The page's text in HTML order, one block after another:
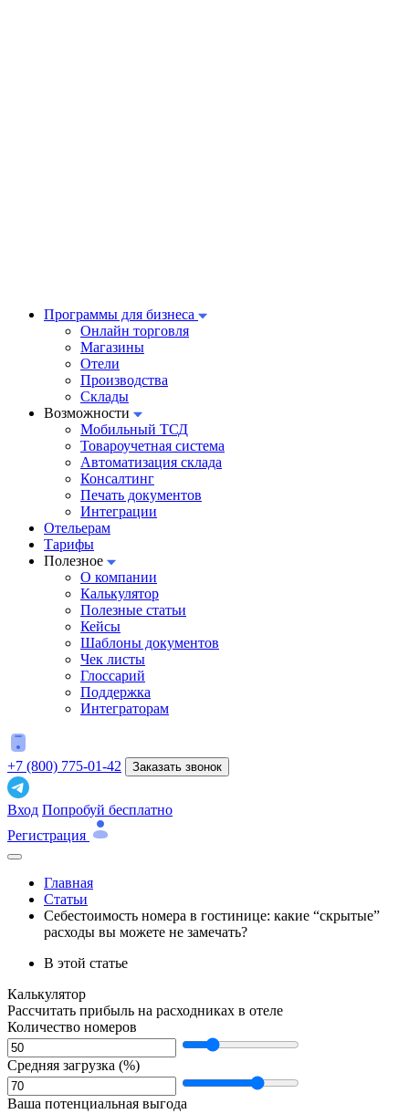
Программы для бизнеса
Онлайн торговля
Магазины
Отели
Производства
Склады
Возможности
Мобильный ТСД
Товароучетная система
Автоматизация склада
Консалтинг
Печать документов
Интеграции
Отельерам
Тарифы
Полезное
О компании
Калькулятор
Полезные статьи
Кейсы
Шаблоны документов
Чек листы
Глоссарий
Поддержка
Интеграторам
+7 (800) 775-01-42 Заказать звонок
Вход Попробуй бесплатно
Регистрация
Главная
Статьи
Себестоимость номера в гостинице: какие “скрытые”
расходы вы можете не замечать?
В этой статье
Калькулятор
Рассчитать прибыль на расходниках в отеле
Количество номеров
Средняя загрузка (%)
Ваша потенциальная выгода